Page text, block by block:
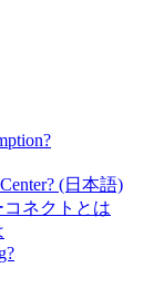
(日本語)
ネクトとは